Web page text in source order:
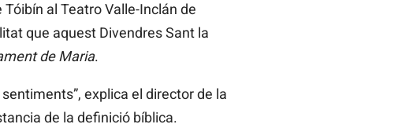
al Teatro Valle-Inclán de
que aquest Divendres Sant la
de Maria.
explica el director de la
de la definició bíblica.